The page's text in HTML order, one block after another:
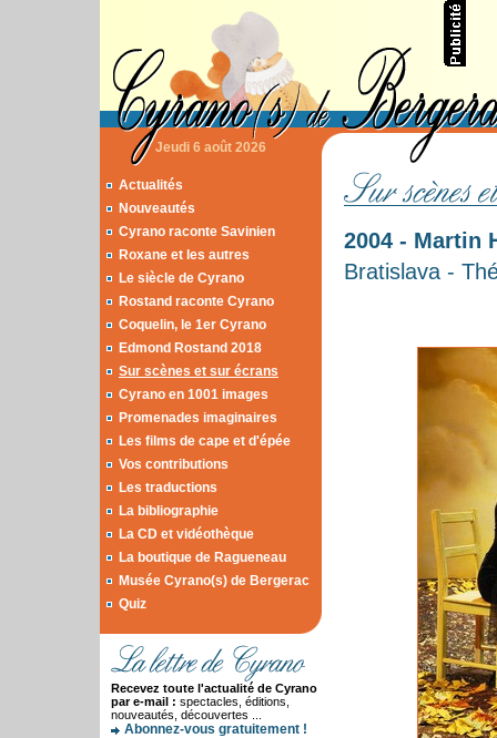
Jeudi 6 août 2026
Actualités
Nouveautés
Cyrano raconte Savinien
Roxane et les autres
Le siècle de Cyrano
Rostand raconte Cyrano
Coquelin, le 1er Cyrano
Edmond Rostand 2018
Sur scènes et sur écrans
Cyrano en 1001 images
Promenades imaginaires
Les films de cape et d'épée
Vos contributions
Les traductions
La bibliographie
La CD et vidéothèque
La boutique de Ragueneau
Musée Cyrano(s) de Bergerac
Quiz
Recevez toute l'actualité de Cyrano
par e-mail : spectacles, éditions,
nouveautés, découvertes ...
Abonnez-vous gratuitement !
2004 - Martin
Bratislava -